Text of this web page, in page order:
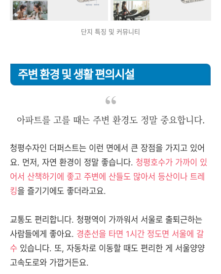
단지 특징 및 커뮤니티
주변 환경 및 생활 편의시설
아파트를 고를 때는 주변 환경도 정말 중요합니다.
청평수자인 더퍼스트는 이런 면에서 큰 장점을 가지고 있어
요. 먼저, 자연 환경이 정말 좋습니다. 청평호수가 가까이 있
어서 산책하기에 좋고 주변에 산들도 많아서 등산이나 트레
킹을 즐기기에도 좋더라고요.
교통도 편리합니다. 청평역이 가까워서 서울로 출퇴근하는
사람들에게 좋아요. 경춘선을 타면 1시간 정도면 서울에 갈
수 있습니다. 또, 자동차로 이동할 때도 편리한 게 서울양양
고속도로와 가깝거든요.